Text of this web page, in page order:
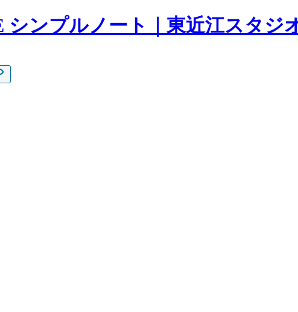
シンプルノート｜東近江スタジ